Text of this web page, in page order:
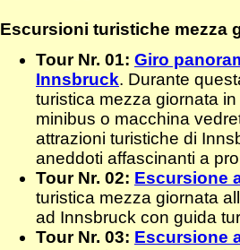
Escursioni turistiche mezza
Tour Nr. 01: Giro
Innsbruck. Durante
turistica mezza giornata
minibus o macchina
attrazioni turistiche di
aneddoti affascinanti a
Tour Nr. 02: Escursione
turistica mezza giornata
ad Innsbruck con guida
Tour Nr. 03: Escursione